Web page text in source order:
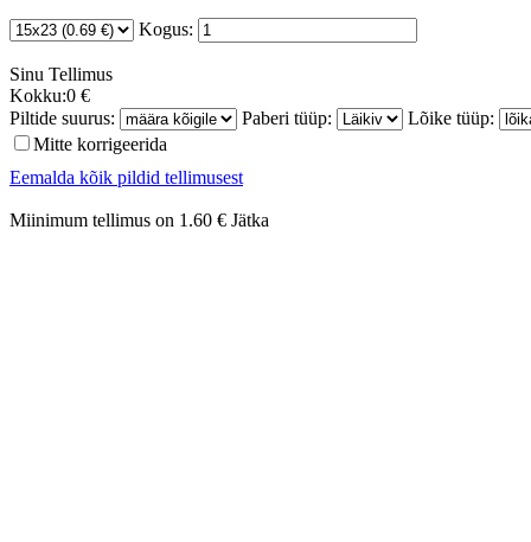
Kogus:
Sinu Tellimus
Kokku:0 €
Piltide suurus:
Paberi tüüp:
Lõike tüüp:
Mitte korrigeerida
Eemalda kõik pildid tellimusest
Miinimum tellimus on 1.60 € Jätka